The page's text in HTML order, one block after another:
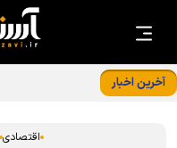
آخرین اخبار
اقتصادی